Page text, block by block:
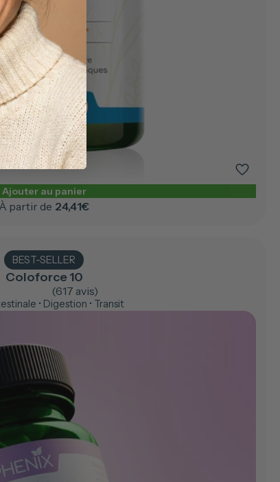
Ajouter au panier
À partir de 24,41€
BEST-SELLER
Coloforce 10
(617 avis)
• Digestion • Transit